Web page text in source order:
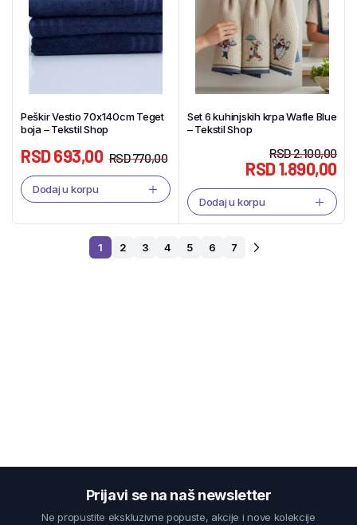
Peškir Vestio 70x140cm Teget
boja – Tekstil Shop
RSD770,00
RSD693,00
Dodaj u korpu
Set 6 kuhinjskih krpa Wafle Blue
– Tekstil Shop
RSD2.100,00
RSD1.890,00
Dodaj u korpu
1 2 3 4 5 6 7
Prijavi se na naš newsletter
Ne propustite ekskluzivne popuste, akcije i nove kolekcije